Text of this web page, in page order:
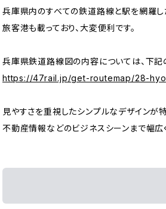
兵庫県内のすべての鉄道路線と駅を網羅し
旅客港も載っており、大変便利です。
兵庫県鉄道路線図の内容については、下記
https://47rail.jp/get-routemap/28-
見やすさを重視したシンプルなデザインが
不動産情報などのビジネスシーンまで幅広